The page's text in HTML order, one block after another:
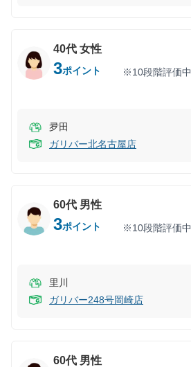
40代 女性
3ポイント ※10段階評価中
夛田
ガリバー北名古屋店
60代 男性
3ポイント ※10段階評価中
里川
ガリバー248号岡崎店
60代 男性